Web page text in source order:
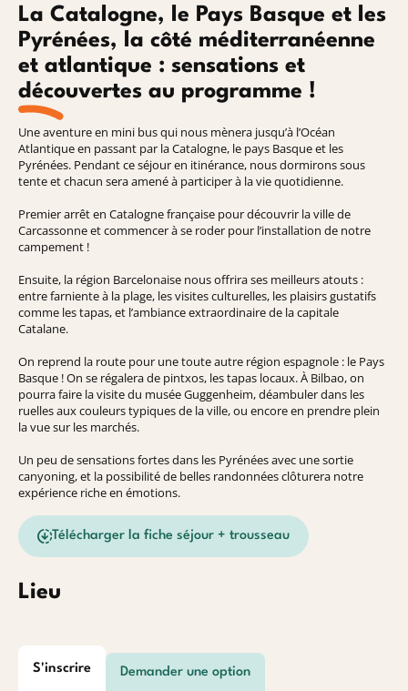
La Catalogne, le Pays Basque et les
Pyrénées, la côté méditerranéenne
et atlantique : sensations et
découvertes au programme !
Une aventure en mini bus qui nous mènera jusqu’à l’Océan
Atlantique en passant par la Catalogne, le pays Basque et les
Pyrénées. Pendant ce séjour en itinérance, nous dormirons sous
tente et chacun sera amené à participer à la vie quotidienne.
Premier arrêt en Catalogne française pour découvrir la ville de
Carcassonne et commencer à se roder pour l’installation de notre
campement !
Ensuite, la région Barcelonaise nous offrira ses meilleurs atouts :
entre farniente à la plage, les visites culturelles, les plaisirs gustatifs
comme les tapas, et l’ambiance extraordinaire de la capitale
Catalane.
On reprend la route pour une toute autre région espagnole : le Pays
Basque ! On se régalera de pintxos, les tapas locaux. À Bilbao, on
pourra faire la visite du musée Guggenheim, déambuler dans les
ruelles aux couleurs typiques de la ville, ou encore en prendre plein
la vue sur les marchés.
Un peu de sensations fortes dans les Pyrénées avec une sortie
canyoning, et la possibilité de belles randonnées clôturera notre
expérience riche en émotions.
Télécharger la fiche séjour + trousseau
Lieu
S'inscrire Demander une option